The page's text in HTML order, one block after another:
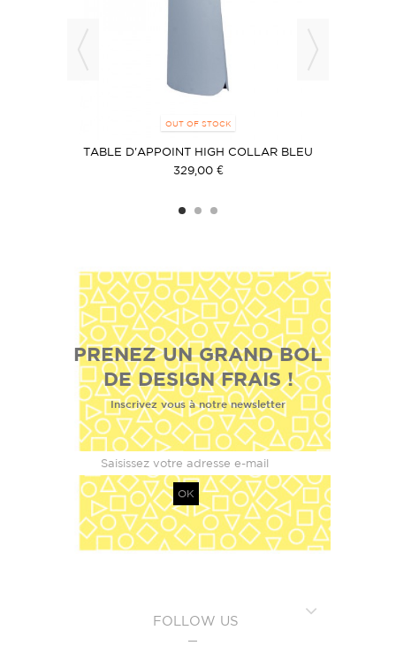
OUT OF STOCK
TABLE D'APPOINT HIGH COLLAR BLEU
329,00 €
PRENEZ UN GRAND BOL
DE DESIGN FRAIS !
Inscrivez vous à notre newsletter
OK
FOLLOW US